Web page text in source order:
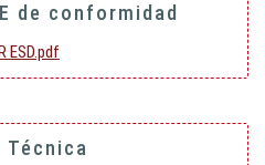
de conformidad
ESD.pdf
Técnica